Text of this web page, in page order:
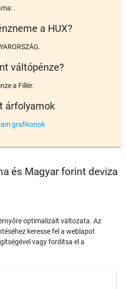
.
a HUX?
váltópénze?
a Fillér.
árfolyamok
grafikonok
és Magyar forint deviza
optimalizált változata. Az
keresse fel a weblapot
vagy fordítsa el a